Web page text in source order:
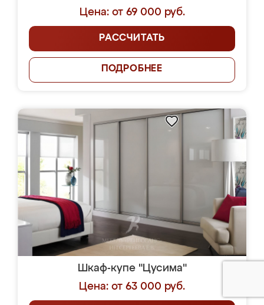
Цена: от 69 000 руб.
РАССЧИТАТЬ
ПОДРОБНЕЕ
Шкаф-купе "Цусима"
Цена: от 63 000 руб.